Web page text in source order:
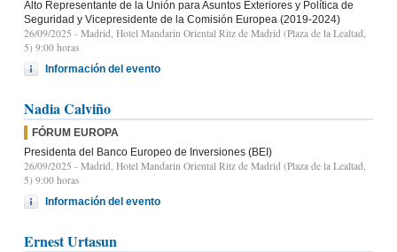
Alto Representante de la Unión para Asuntos Exteriores y Política de
Seguridad y Vicepresidente de la Comisión Europea (2019-2024)
26/09/2025 - Madrid, Hotel Mandarin Oriental Ritz de Madrid (Plaza de la Lealtad,
5) 9:00 horas
Información del evento
Nadia Calviño
FÓRUM EUROPA
Presidenta del Banco Europeo de Inversiones (BEI)
26/09/2025 - Madrid, Hotel Mandarin Oriental Ritz de Madrid (Plaza de la Lealtad,
5) 9:00 horas
Información del evento
Ernest Urtasun